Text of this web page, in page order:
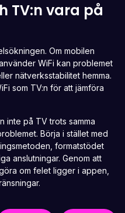
TV:n vara på
Om mobilen
WiFi kan problemet
nätverksstabilitet hemma.
som TV:n för att jämföra
inte på TV trots samma
Börja i stället med
formatstödet
anslutningar. Genom att
om felet ligger i appen,